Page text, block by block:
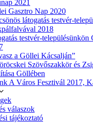
2021
Gasztro Nap 2020
látogatás testvér-
2018
testvér-településünkön
a Göllei Kácsalján”
Szövőszakkör és
Göllében
A Város Fesztivál 2017,
válaszok
tájékoztató